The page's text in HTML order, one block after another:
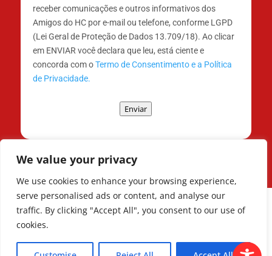
We value your privacy
We use cookies to enhance your browsing experience,
serve personalised ads or content, and analyse our
traffic. By clicking "Accept All", you consent to our use of
cookies.
receber comunicações e outros informativos dos
Amigos do HC por e-mail ou telefone, conforme LGPD
(Lei Geral de Proteção de Dados 13.709/18). Ao clicar
em ENVIAR você declara que leu, está ciente e
concorda com oTermo de Consentimento e a Política
de Privacidade.
Enviar
Todos os Direitos Reservados © | Associação